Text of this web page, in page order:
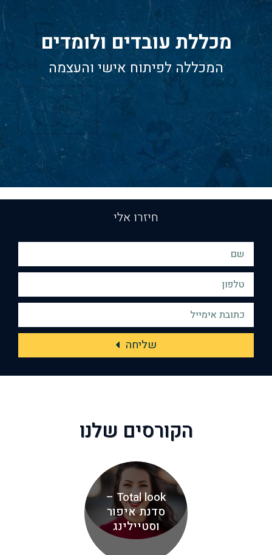
מכללת עובדים ולומדים
המכללה לפיתוח אישי והעצמה
חיזרו אלי
שליחה
הקורסים שלנו
Total look –
סדנת איפור
וסטיילינג